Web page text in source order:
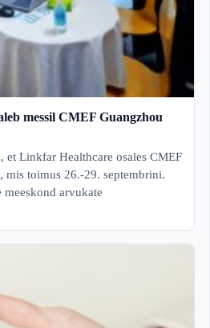
messil CMEF Guangzhou
et Linkfar Healthcare osales CMEF
mis toimus 26.-29. septembrini.
meeskond arvukate